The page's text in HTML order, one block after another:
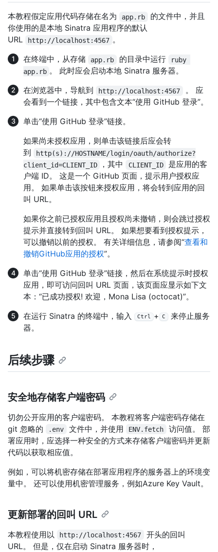
本教程假定应用代码存储在名为 app.rb
的文件中，并且
你使用的是本地 Sinatra 应用程序的默认
URL
http://localhost:4567 。
在终端中，从存储
app.rb 的目录中运行
ruby
app.rb 。 此时应会启动本地 Sinatra 服务器。
在浏览器中，导航到
http://localhost:4567
。 应
会看到一个链接，其中包含文本“使用 GitHub 登录”。
单击“使用 GitHub 登录”链接。
如果尚未授权应用，则单击该链接后应会转
到
http(s)://HOSTNAME/login/oauth/authorize?
client_id=CLIENT_ID
，其中 CLIENT_ID
是应用的客
户端 ID。 这是一个 GitHub 页面，提示用户授权应
用。 如果单击该按钮来授权应用，将会转到应用的回
叫 URL。
如果你之前已授权应用且授权尚未撤销，则会跳过授权
提示并直接转到回叫 URL。 如果想要看到授权提示，
可以撤销以前的授权。 有关详细信息，请参阅“查看和
撤销GitHub应用的授权”。
单击“使用 GitHub 登录”链接，然后在系统提示时授权
应用，即可访问回叫 URL 页面，该页面应显示如下文
本：“已成功授权! 欢迎，Mona Lisa (octocat)”。
在运行 Sinatra 的终端中，输入
Ctrl + C
来停止服务
器。
后续步骤
安全地存储客户端密码
切勿公开应用的客户端密码。 本教程将客户端密码存储在
git 忽略的
.env 文件中，并使用 ENV.fetch
访问值。 部
署应用时，应选择一种安全的方式来存储客户端密码并更新
代码以获取相应值。
例如，可以将机密存储在部署应用程序的服务器上的环境变
量中。 还可以使用机密管理服务，例如Azure Key Vault。
更新部署的回叫 URL
本教程使用以 http://localhost:4567
开头的回叫
URL。 但是，仅在启动 Sinatra 服务器时，